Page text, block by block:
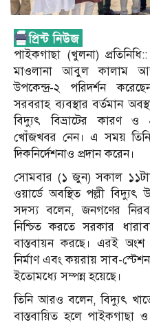
পাইকগাছা (খুলনা)
মাওলানা আবুল কালাম
উপকেন্দ্র-২ পরিদর্শন
সরবরাহ ব্যবস্থার বর্তমান
বিদ্যুৎ বিভ্রাটের কারণ ও
খোঁজখবর নেন। এ সময় তিনি
দিকনির্দেশনাও প্রদান করেন।
সোমবার (১ জুন) সকাল
ওয়ার্ডে অবস্থিত পল্লী বিদ্যুৎ
সদস্য বলেন, জনগণের
নিশ্চিত করতে সরকার
বাস্তবায়ন করছে। এরই অংশ
নির্মাণ এবং কয়রায় সাব-স্টেশন
ইতোমধ্যে সম্পন্ন হয়েছে।
তিনি আরও বলেন, বিদ্যুৎ
বাস্তবায়িত হলে